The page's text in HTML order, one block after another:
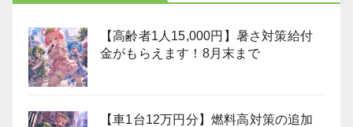
【高齢者1人15,000円】暑さ対策給付
金がもらえます！8月末まで
【車1台12万円分】燃料高対策の追加